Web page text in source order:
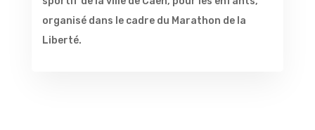
organisé dans le cadre du Marathon de la
Liberté.